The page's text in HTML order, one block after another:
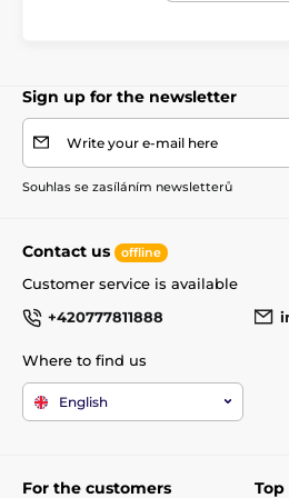
růžová, Aqua, red lava,...
Rifle stocks
Sign up for the newsletter
Write your e-mail here
Souhlas se zasíláním newsletterů
Contact us offline
Customer service is available
+420777811888
Where to find us
English
For the customers